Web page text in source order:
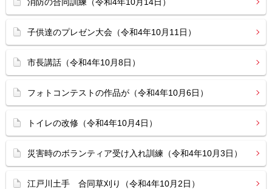
子供達のプレゼン大会（令和4年10月11日）
市長講話（令和4年10月8日）
フォトコンテストの作品が（令和4年10月6日）
トイレの改修（令和4年10月4日）
災害時のボランティア受け入れ訓練（令和4年10月3日）
江戸川土手 合同草刈り（令和4年10月2日）